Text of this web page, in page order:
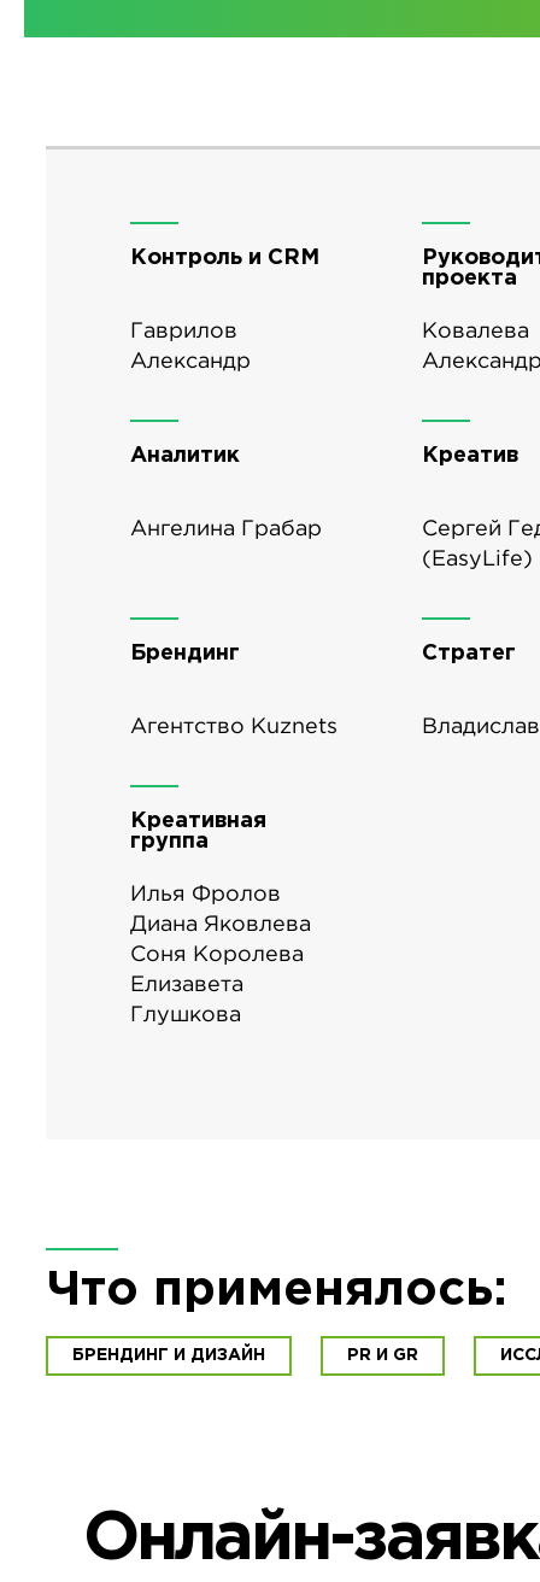
Контроль и CRM
Гаврилов
Александр
проекта
Ковалева
Аналитик
Ангелина Грабар
Креатив
Сергей
(EasyLife)
Брендинг
Агентство Kuznets
Стратег
Креативная
группа
Илья Фролов
Диана Яковлева
Соня Королева
Елизавета
Глушкова
Что применялось:
БРЕНДИНГ И ДИЗАЙН PR И GR
Онлайн-